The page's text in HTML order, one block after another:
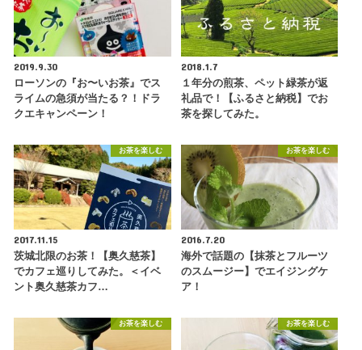
2019.9.30
ローソンの『お〜いお茶』でス
ライムの急須が当たる？！ドラ
クエキャンペーン！
2018.1.7
１年分の煎茶、ペット緑茶が返
礼品で！【ふるさと納税】でお
茶を探してみた。
お茶を楽しむ
2017.11.15
茨城北限のお茶！【奥久慈茶】
でカフェ巡りしてみた。＜イベ
ント奥久慈茶カフ…
お茶を楽しむ
2016.7.20
海外で話題の【抹茶とフルーツ
のスムージー】でエイジングケ
ア！
お茶を楽しむ お茶を楽しむ